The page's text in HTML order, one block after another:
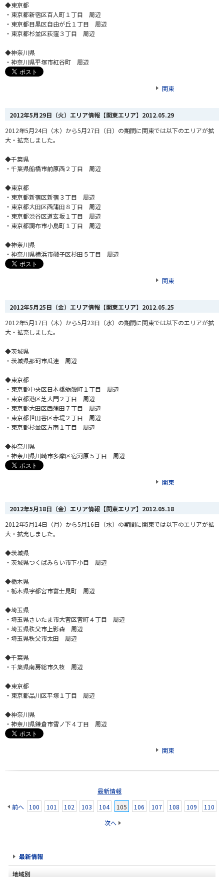
◆東京都
・東京都新宿区百人町１丁目 周辺
・東京都目黒区自由が丘１丁目 周辺
・東京都杉並区荻窪３丁目 周辺
◆神奈川県
・神奈川県平塚市紅谷町 周辺
関東
2012年5月29日（火）エリア情報【関東エリア】 2012.05.29
2012年5月24日（木）から5月27日（日）の期間に関東では以下のエリアが拡
大・拡充しました。
◆千葉県
・千葉県船橋市前原西２丁目 周辺
◆東京都
・東京都新宿区新宿３丁目 周辺
・東京都大田区西蒲田８丁目 周辺
・東京都渋谷区道玄坂１丁目 周辺
・東京都調布市小島町１丁目 周辺
◆神奈川県
・神奈川県横浜市磯子区杉田５丁目 周辺
関東
2012年5月25日（金）エリア情報【関東エリア】 2012.05.25
2012年5月17日（木）から5月23日（水）の期間に関東では以下のエリアが拡
大・拡充しました。
◆茨城県
・茨城県那珂市瓜連 周辺
◆東京都
・東京都中央区日本橋蛎殻町１丁目 周辺
・東京都港区芝大門２丁目 周辺
・東京都大田区西蒲田７丁目 周辺
・東京都世田谷区赤堤２丁目 周辺
・東京都杉並区方南１丁目 周辺
◆神奈川県
・神奈川県川崎市多摩区宿河原５丁目 周辺
関東
2012年5月18日（金）エリア情報【関東エリア】 2012.05.18
2012年5月14日（月）から5月16日（水）の期間に関東では以下のエリアが拡
大・拡充しました。
◆茨城県
・茨城県つくばみらい市下小目 周辺
◆栃木県
・栃木県宇都宮市富士見町 周辺
◆埼玉県
・埼玉県さいたま市大宮区宮町４丁目 周辺
・埼玉県秩父市上影森 周辺
・埼玉県秩父市太田 周辺
◆千葉県
・千葉県南房総市久枝 周辺
◆東京都
・東京都品川区平塚１丁目 周辺
◆神奈川県
・神奈川県鎌倉市雪ノ下４丁目 周辺
関東
最新情報
前へ
100 101 102 103 104 105 106 107 108 109
110
次へ
最新情報
地域別